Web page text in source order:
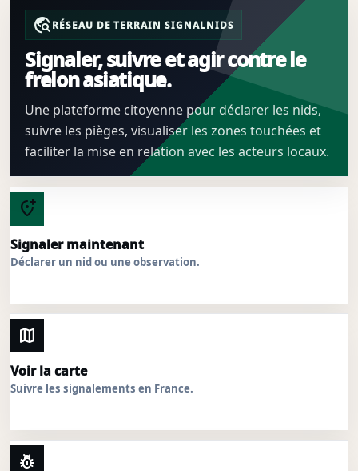
travel_exploreRÉSEAU DE TERRAIN SIGNALNIDS
Signaler, suivre et agir contre le
frelon asiatique.
Une plateforme citoyenne pour déclarer les nids,
suivre les pièges, visualiser les zones touchées et
faciliter la mise en relation avec les acteurs locaux.
add_location_alt
Signaler maintenant
Déclarer un nid ou une observation.
map
Voir la carte
Suivre les signalements en France.
pest_control